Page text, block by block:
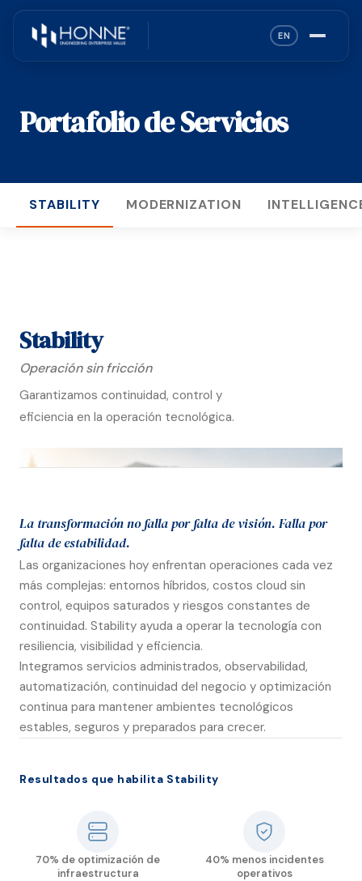
EN
Portafolio de Servicios
STABILITY MODERNIZATION
Stability
Operación sin fricción
Garantizamos continuidad, control y
eficiencia en la operación tecnológica.
La transformación no falla por falta de visión. Falla por
falta de estabilidad.
Las organizaciones hoy enfrentan operaciones cada vez
más complejas: entornos híbridos, costos cloud sin
control, equipos saturados y riesgos constantes de
continuidad. Stability ayuda a operar la tecnología con
resiliencia, visibilidad y eficiencia.
Integramos servicios administrados, observabilidad,
automatización, continuidad del negocio y optimización
continua para mantener ambientes tecnológicos
estables, seguros y preparados para crecer.
Resultados que habilita Stability
70% de optimización de
infraestructura
40% menos incidentes
operativos